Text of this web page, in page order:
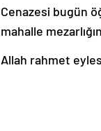
Cenazesi bugün
mahalle
Allah rahmet